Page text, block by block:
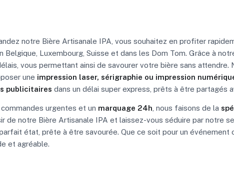
notre Bière Artisanale IPA, vous souhaitez en profiter
Belgique, Luxembourg, Suisse et dans les Dom Tom. Grâce à
vous permettant ainsi de savourer votre bière sans
une impression laser, sérigraphie ou impression
publicitaires dans un délai super express, prêts à être partagés
urgentes et un marquage 24h, nous faisons de la
de notre Bière Artisanale IPA et laissez-vous séduire par notre
état, prête à être savourée. Que ce soit pour un
et agréable.